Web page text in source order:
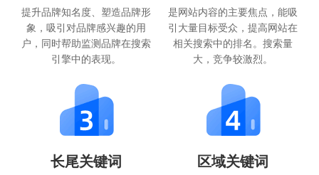
提升品牌知名度、塑造品牌形
象，吸引对品牌感兴趣的用
户，同时帮助监测品牌在搜索
引擎中的表现。
是网站内容的主要焦点，能吸
引大量目标受众，提高网站在
相关搜索中的排名。搜索量
大，竞争较激烈。
长尾关键词 区域关键词